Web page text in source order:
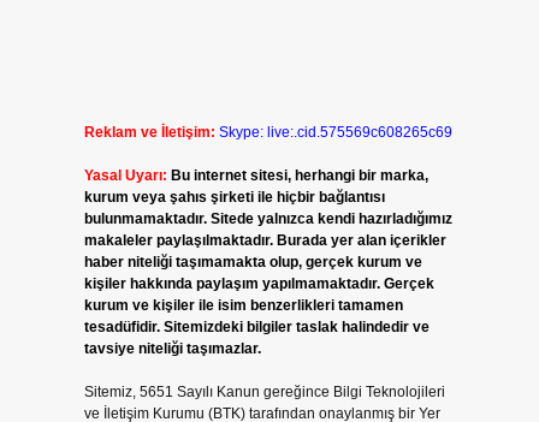
Reklam ve İletişim: Skype: live:.cid.575569c608265c69
Yasal Uyarı: Bu internet sitesi, herhangi bir marka,
kurum veya şahıs şirketi ile hiçbir bağlantısı
bulunmamaktadır. Sitede yalnızca kendi hazırladığımız
makaleler paylaşılmaktadır. Burada yer alan içerikler
haber niteliği taşımamakta olup, gerçek kurum ve
kişiler hakkında paylaşım yapılmamaktadır. Gerçek
kurum ve kişiler ile isim benzerlikleri tamamen
tesadüfidir. Sitemizdeki bilgiler taslak halindedir ve
tavsiye niteliği taşımazlar.
Sitemiz, 5651 Sayılı Kanun gereğince Bilgi Teknolojileri
ve İletişim Kurumu (BTK) tarafından onaylanmış bir Yer